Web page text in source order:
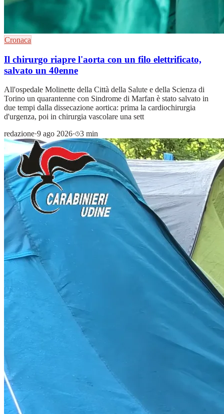
Cronaca
Il chirurgo riapre l'aorta con un filo elettrificato,
salvato un 40enne
All'ospedale Molinette della Città della Salute e della Scienza di
Torino un quarantenne con Sindrome di Marfan è stato salvato in
due tempi dalla dissecazione aortica: prima la cardiochirurgia
d'urgenza, poi in chirurgia vascolare una sett
redazione·9 ago 2026· 3 min